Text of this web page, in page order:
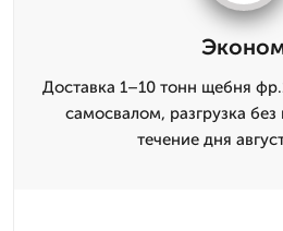
Доставка 1–10 тонн щебня
самосвалом, разгрузка
течение дня